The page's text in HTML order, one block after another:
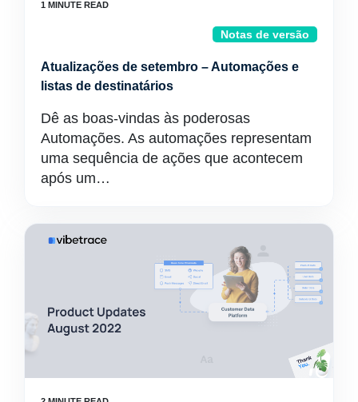
Notas de versão
Atualizações de setembro – Automações e
listas de destinatários
Dê as boas-vindas às poderosas
Automações. As automações representam
uma sequência de ações que acontecem
após um…